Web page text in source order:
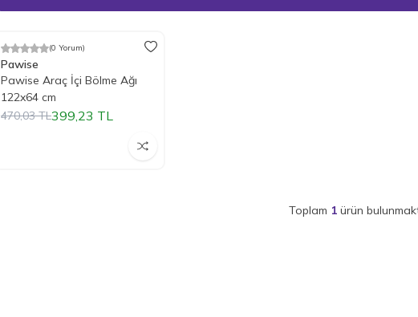
%15İndirim(0 Yorum)
Pawise
Pawise Araç İçi Bölme Ağı
122x64 cm
470,03TL399,23 TL
Toplam 1ürün